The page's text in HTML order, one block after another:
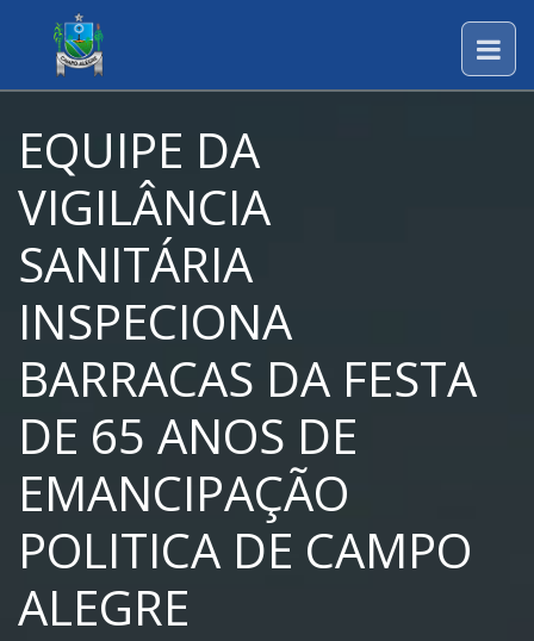
EQUIPE DA
VIGILÂNCIA
SANITÁRIA
INSPECIONA
BARRACAS DA FESTA
DE 65 ANOS DE
EMANCIPAÇÃO
POLITICA DE CAMPO
ALEGRE